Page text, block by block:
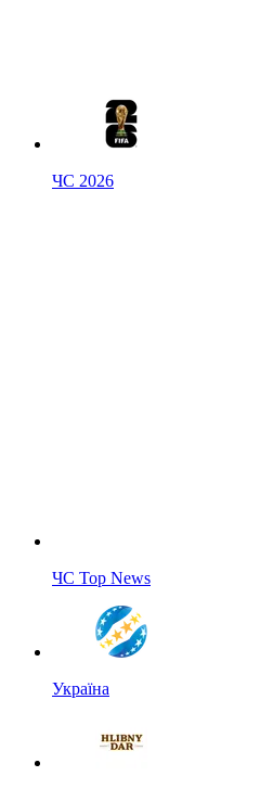
ЧС 2026
ЧС Top News
Україна